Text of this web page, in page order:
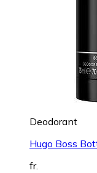
Deodorant
Hugo Boss
fr.